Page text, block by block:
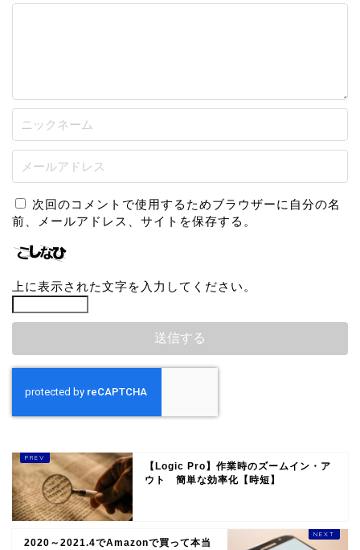
次回のコメントで使用するためブラウザーに自分の名
前、メールアドレス、サイトを保存する。
上に表示された文字を入力してください。
【Logic Pro】作業時のズームイン・ア
ウト 簡単な効率化【時短】
2020～2021.4でAmazonで買って本当